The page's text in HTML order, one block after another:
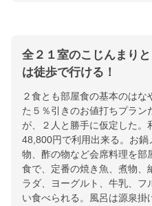
全２１室のこじんまり
は徒歩で行ける！
２食とも部屋食の基本のは
た５％引きのお値打ちプラン
が、２人と勝手に仮定した。
48,800円で利用出来る。お鍋
物、酢の物など会席料理を部
食で、定番の焼き魚、煮物、
ラダ、ヨーグルト、牛乳、
い食べられる。風呂は源泉掛